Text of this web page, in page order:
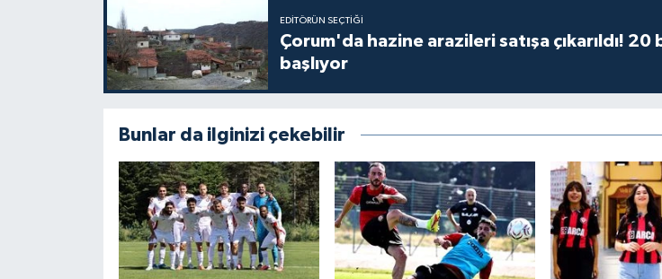
EDITÖRÜN SEÇTIĞI
Çorum'da hazine arazileri satışa çıkarıldı! 20
başlıyor
Bunlar da ilginizi çekebilir